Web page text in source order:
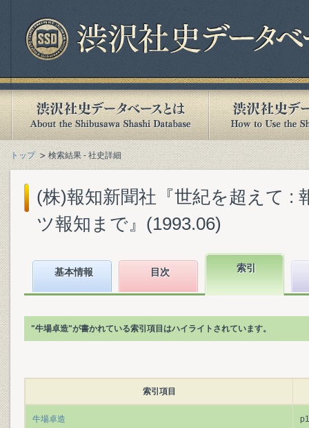
トップ 検索結果 - 社史詳細
(株)報知新聞社『世紀を超えて :
ツ報知まで』(1993.06)
基本情報 目次 索引
"牛場卓造"が書かれている索引項目はハイライトされています。
索引項目
牛場卓造